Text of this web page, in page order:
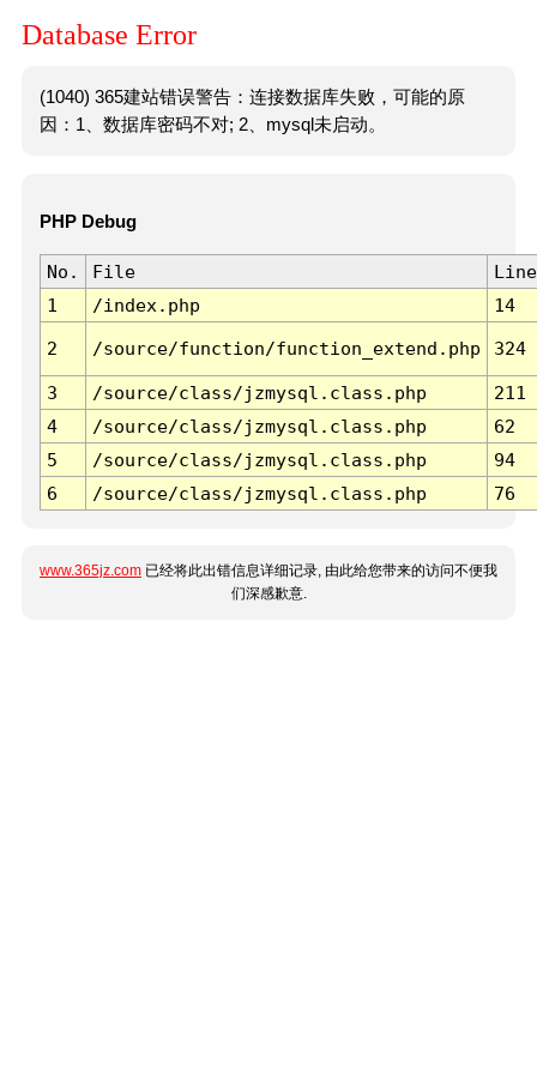
Database Error
(1040) 365建站错误警告：连接数据库失败，可能的原
因：1、数据库密码不对; 2、mysql未启动。
PHP Debug
No. File
Line
1
/index.php 14
2 /source/function/function_extend.php 324
3 /source/class/jzmysql.class.php
211
4
/source/class/jzmysql.class.php
62
5
/source/class/jzmysql.class.php
94
6
/source/class/jzmysql.class.php 76
www.365jz.com 已经将此出错信息详细记录, 由此给您带来的访问不便我
们深感歉意.